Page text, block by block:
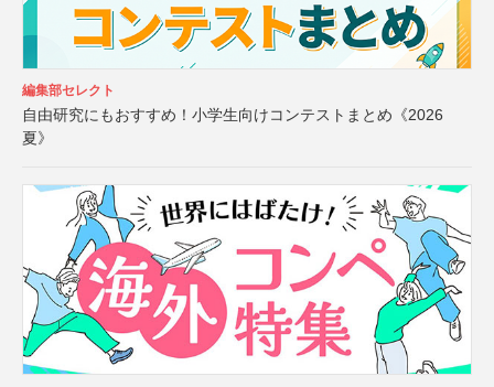
編集部セレクト
自由研究にもおすすめ！小学生向けコンテストまとめ《2026
夏》